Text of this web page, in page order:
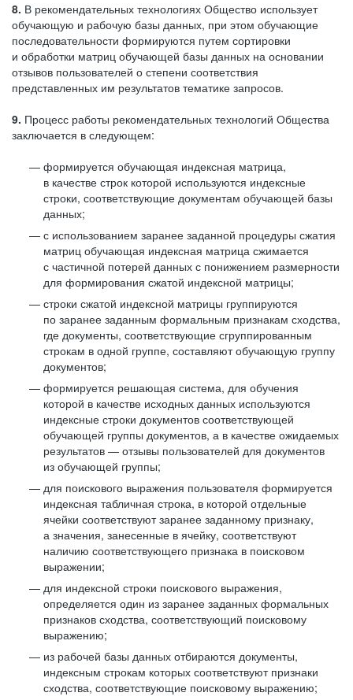
8. В рекомендательных технологиях Общество использует
обучающую и рабочую базы данных, при этом обучающие
последовательности формируются путем сортировки
и обработки матриц обучающей базы данных на основании
отзывов пользователей о степени соответствия
представленных им результатов тематике запросов.
9. Процесс работы рекомендательных технологий Общества
заключается в следующем:
формируется обучающая индексная матрица,
в качестве строк которой используются индексные
строки, соответствующие документам обучающей базы
данных;
с использованием заранее заданной процедуры сжатия
матриц обучающая индексная матрица сжимается
с частичной потерей данных с понижением размерности
для формирования сжатой индексной матрицы;
строки сжатой индексной матрицы группируются
по заранее заданным формальным признакам сходства,
где документы, соответствующие сгруппированным
строкам в одной группе, составляют обучающую группу
документов;
формируется решающая система, для обучения
которой в качестве исходных данных используются
индексные строки документов соответствующей
обучающей группы документов, а в качестве ожидаемых
результатов — отзывы пользователей для документов
из обучающей группы;
для поискового выражения пользователя формируется
индексная табличная строка, в которой отдельные
ячейки соответствуют заранее заданному признаку,
а значения, занесенные в ячейку, соответствуют
наличию соответствующего признака в поисковом
выражении;
для индексной строки поискового выражения,
определяется один из заранее заданных формальных
признаков сходства, соответствующий поисковому
выражению;
из рабочей базы данных отбираются документы,
индексным строкам которых соответствуют признаки
сходства, соответствующие поисковому выражению;